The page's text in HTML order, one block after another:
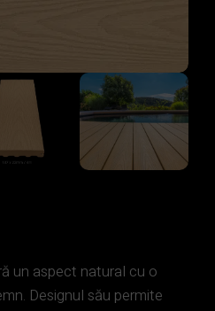
un aspect natural cu o
Designul său permite